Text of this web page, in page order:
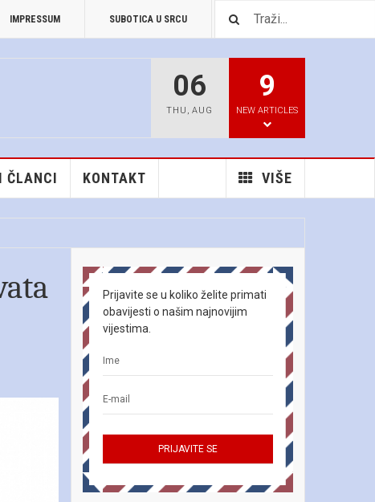
IMPRESSUM SUBOTICA U SRCU PREUZIMANJA
06
THU , AUG
9
NEW ARTICLES
ČLANCI VIŠE
KONTAKT
Prijavite se u koliko želite primati
obavijesti o našim najnovijim
vijestima.